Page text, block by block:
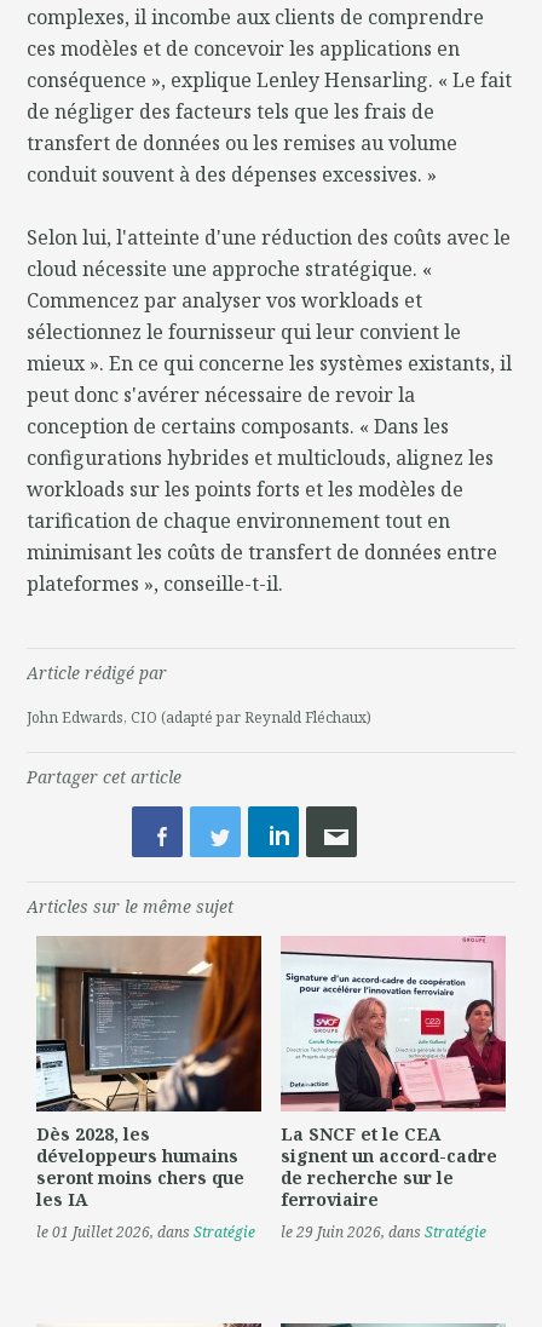
complexes, il incombe aux clients de comprendre
ces modèles et de concevoir les applications en
conséquence », explique Lenley Hensarling. « Le fait
de négliger des facteurs tels que les frais de
transfert de données ou les remises au volume
conduit souvent à des dépenses excessives. »
Selon lui, l'atteinte d'une réduction des coûts avec le
cloud nécessite une approche stratégique. «
Commencez par analyser vos workloads et
sélectionnez le fournisseur qui leur convient le
mieux ». En ce qui concerne les systèmes existants, il
peut donc s'avérer nécessaire de revoir la
conception de certains composants. « Dans les
configurations hybrides et multiclouds, alignez les
workloads sur les points forts et les modèles de
tarification de chaque environnement tout en
minimisant les coûts de transfert de données entre
plateformes », conseille-t-il.
Article rédigé par
John Edwards, CIO (adapté par Reynald Fléchaux)
Partager cet article
Articles sur le même sujet
Dès 2028, les
développeurs humains
seront moins chers que
les IA
le 01 Juillet 2026, dansStratégie
La SNCF et le CEA
signent un accord-cadre
de recherche sur le
ferroviaire
le 29 Juin 2026, dansStratégie